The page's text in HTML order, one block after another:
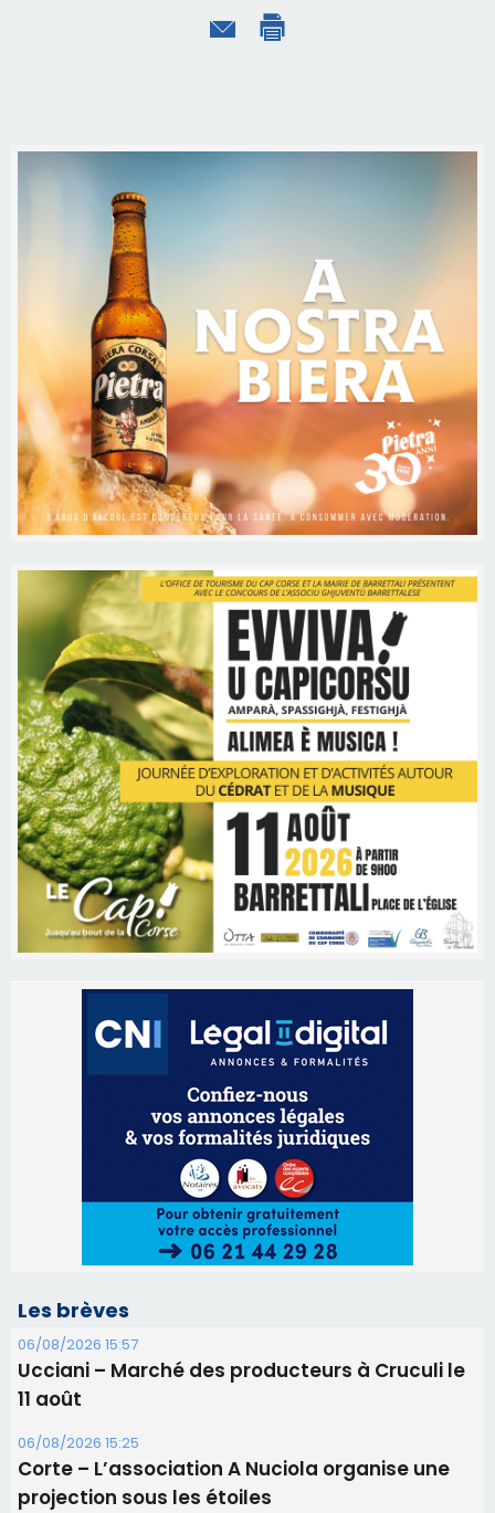
Les brèves
06/08/2026 15:57
Ucciani – Marché des producteurs à Cruculi le
11 août
06/08/2026 15:25
Corte – L’association A Nuciola organise une
projection sous les étoiles